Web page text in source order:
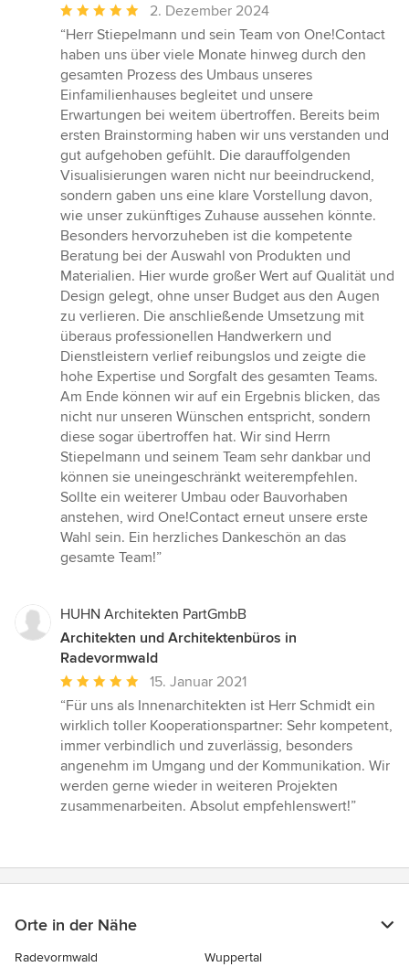
Durchschnittliche
Bewertung:
5
von
5
Sternen
2. Dezember 2024
“Herr Stiepelmann und sein Team von One!Contact
haben uns über viele Monate hinweg durch den
gesamten Prozess des Umbaus unseres
Einfamilienhauses begleitet und unsere
Erwartungen bei weitem übertroffen. Bereits beim
ersten Brainstorming haben wir uns verstanden und
gut aufgehoben gefühlt. Die darauffolgenden
Visualisierungen waren nicht nur beeindruckend,
sondern gaben uns eine klare Vorstellung davon,
wie unser zukünftiges Zuhause aussehen könnte.
Besonders hervorzuheben ist die kompetente
Beratung bei der Auswahl von Produkten und
Materialien. Hier wurde großer Wert auf Qualität und
Design gelegt, ohne unser Budget aus den Augen
zu verlieren. Die anschließende Umsetzung mit
überaus professionellen Handwerkern und
Dienstleistern verlief reibungslos und zeigte die
hohe Expertise und Sorgfalt des gesamten Teams.
Am Ende können wir auf ein Ergebnis blicken, das
nicht nur unseren Wünschen entspricht, sondern
diese sogar übertroffen hat. Wir sind Herrn
Stiepelmann und seinem Team sehr dankbar und
können sie uneingeschränkt weiterempfehlen.
Sollte ein weiterer Umbau oder Bauvorhaben
anstehen, wird One!Contact erneut unsere erste
Wahl sein. Ein herzliches Dankeschön an das
gesamte Team!”
HUHN Architekten PartGmbB
Architekten und Architektenbüros in
Radevormwald
Durchschnittliche
Bewertung:
5
von
5
Sternen
15. Januar 2021
“Für uns als Innenarchitekten ist Herr Schmidt ein
wirklich toller Kooperationspartner: Sehr kompetent,
immer verbindlich und zuverlässig, besonders
angenehm im Umgang und der Kommunikation. Wir
werden gerne wieder in weiteren Projekten
zusammenarbeiten. Absolut empfehlenswert!”
Orte in der Nähe
Radevormwald
Wuppertal